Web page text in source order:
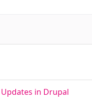
in Drupal